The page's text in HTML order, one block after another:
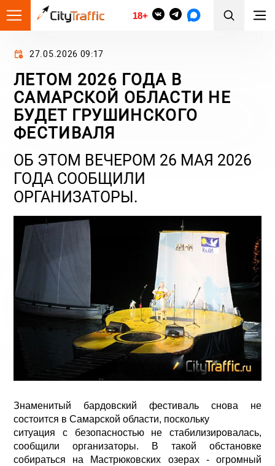
18+
27.05.2026 09:17
ЛЕТОМ 2026 ГОДА В
САМАРСКОЙ ОБЛАСТИ НЕ
БУДЕТ ГРУШИНСКОГО
ФЕСТИВАЛЯ
ОБ ЭТОМ ВЕЧЕРОМ 26 МАЯ 2026
ГОДА СООБЩИЛИ
ОРГАНИЗАТОРЫ.
Знаменитый бардовский фестиваль снова не
состоится в Самарской области, поскольку
ситуация с безопасностью не стабилизировалась,
сообщили организаторы. В такой обстановке
собираться на Мастрюковских озерах - огромный